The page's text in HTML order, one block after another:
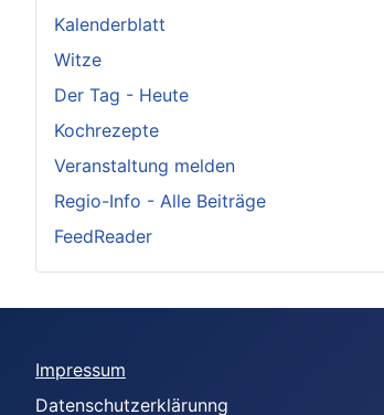
Kalenderblatt
Witze
Der Tag - Heute
Kochrezepte
Veranstaltung melden
Regio-Info - Alle Beiträge
FeedReader
Impressum
Datenschutzerklärunng